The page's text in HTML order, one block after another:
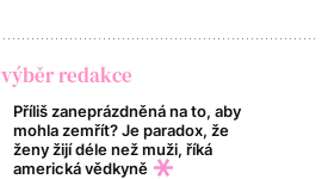
výběr redakce
Příliš zaneprázdněná na to, aby
mohla zemřít? Je paradox, že
ženy žijí déle než muži, říká
americká vědkyně